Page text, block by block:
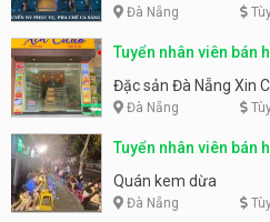
Đà Nẵng
Tuyển nhân viên bán
Nẵng
Đặc sản Đà Nẵng Xin
Đà Nẵng
Tuyển nhân viên bán
Quán kem dừa
Đà Nẵng